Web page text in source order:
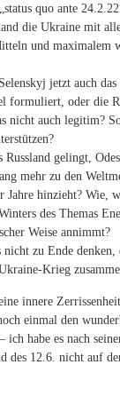
quo ante
die Ukraine mit
und maximalem
jetzt auch
formuliert, oder die
nicht auch legitim?
gelingt,
mehr zu den
Jahre hinzieht? Wie,
des Themas
Weise annimmt?
zu Ende denken,
Krieg
innere
einmal den
habe es nach
des 12.6. nicht auf